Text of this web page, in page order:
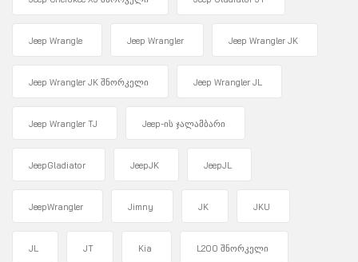
Jeep Wrangle Jeep Wrangler Jeep Wrangler JK
Jeep Wrangler JK შნორკელი Jeep Wrangler JL
Jeep Wrangler TJ Jeep-ის ჯალამბარი
JeepGladiator JeepJK JeepJL
JeepWrangler Jimny JK JKU
JL JT Kia L200 შნორკელი